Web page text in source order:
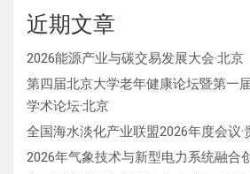
近期文章
2026能源产业与碳交易发展大会·北京
第四届北京大学老年健康论坛暨第一
学术论坛·北京
全国海水淡化产业联盟2026年度会议·
2026年气象技术与新型电力系统融合